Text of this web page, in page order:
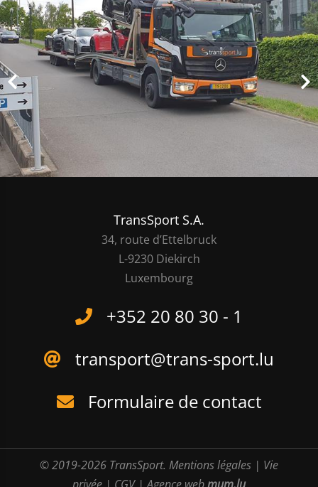
TransSport S.A.
34, route d’Ettelbruck
L-9230 Diekirch
Luxembourg
+352 20 80 30 - 1
transport@trans-sport.lu
Formulaire de contact
© 2019-2026 TransSport. Mentions légales | Vie